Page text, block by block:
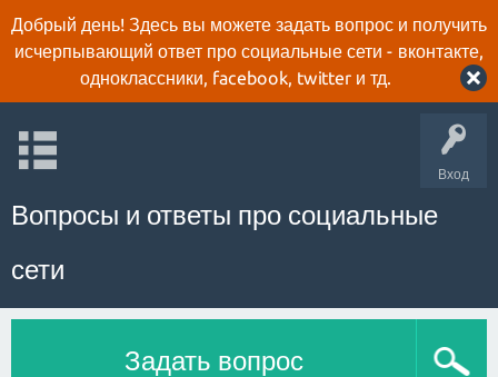
Добрый день! Здесь вы можете задать вопрос и получить
исчерпывающий ответ про социальные сети - вконтакте,
одноклассники, facebook, twitter и тд.
Вход
Вопросы и ответы про социальные
сети
Задать вопрос